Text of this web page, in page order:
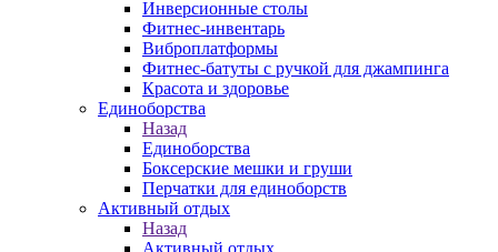
Инверсионные столы
Фитнес-инвентарь
Виброплатформы
Фитнес-батуты с ручкой для джампинга
Красота и здоровье
Единоборства
Назад
Единоборства
Боксерские мешки и груши
Перчатки для единоборств
Активный отдых
Назад
Активный отдых